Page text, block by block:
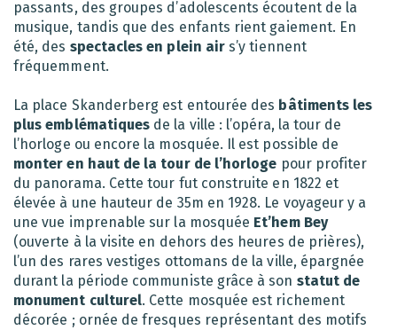
passants, des groupes d’adolescents écoutent de la
musique, tandis que des enfants rient gaiement. En
été, des spectacles en plein air s’y tiennent
fréquemment.
La place Skanderberg est entourée des bâtiments les
plus emblématiques de la ville : l’opéra, la tour de
l’horloge ou encore la mosquée. Il est possible de
monter en haut de la tour de l’horloge pour profiter
du panorama. Cette tour fut construite en 1822 et
élevée à une hauteur de 35m en 1928. Le voyageur y a
une vue imprenable sur la mosquée Et’hem Bey
(ouverte à la visite en dehors des heures de prières),
l’un des rares vestiges ottomans de la ville, épargnée
durant la période communiste grâce à son statut de
monument culturel. Cette mosquée est richement
décorée ; ornée de fresques représentant des motifs